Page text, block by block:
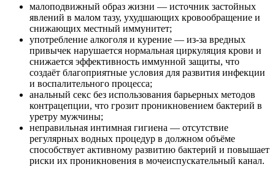
малоподвижный образ жизни — источник застойных
явлений в малом тазу, ухудшающих кровообращение и
снижающих местный иммунитет;
употребление алкоголя и курение — из-за вредных
привычек нарушается нормальная циркуляция крови и
снижается эффективность иммунной защиты, что
создаёт благоприятные условия для развития инфекции
и воспалительного процесса;
анальный секс без использования барьерных методов
контрацепции, что грозит проникновением бактерий в
уретру мужчины;
неправильная интимная гигиена — отсутствие
регулярных водных процедур в должном объёме
способствует активному развитию бактерий и повышает
риски их проникновения в мочеиспускательный канал.